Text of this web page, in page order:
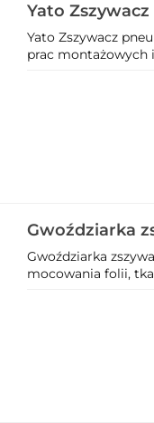
Yato
Yato Zszywacz
prac montażowych
Gwoździarka
80/16
Gwoździarka
mocowania folii,